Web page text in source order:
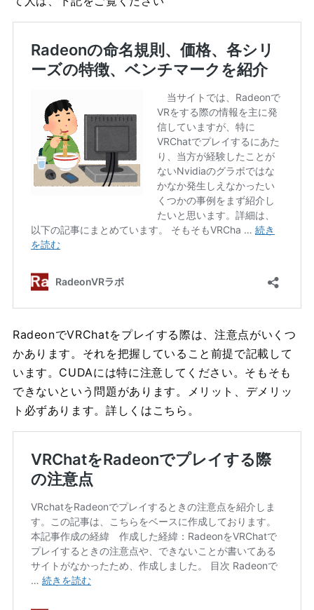
RadeonでVRChatをプレイする際は、注意点がいくつ
かあります。それを把握していること前提で記載して
います。CUDAには特に注意してください。そもそも
できないという問題があります。メリット、デメリッ
ト必ずあります。詳しくはこちら。